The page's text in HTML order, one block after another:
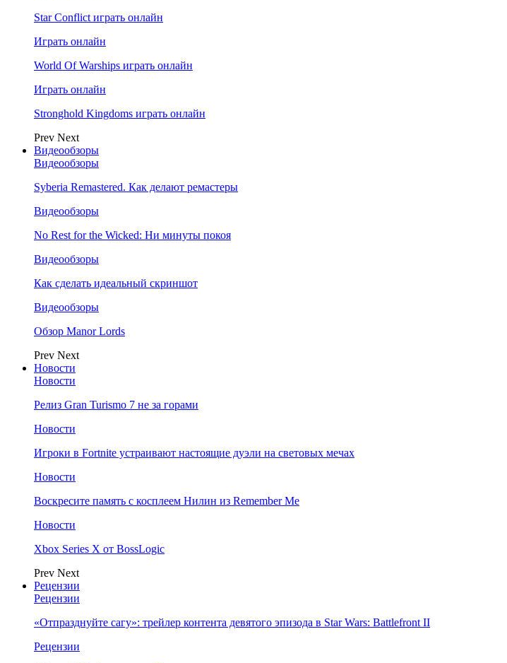
Star Conflict играть онлайн
Играть онлайн
World Of Warships играть онлайн
Играть онлайн
Stronghold Kingdoms играть онлайн
Prev Next
Видеообзоры
Видеообзоры
Syberia Remastered. Как делают ремастеры
Видеообзоры
No Rest for the Wicked: Ни минуты покоя
Видеообзоры
Как сделать идеальный скриншот
Видеообзоры
Обзор Manor Lords
Prev Next
Новости
Новости
Релиз Gran Turismo 7 не за горами
Новости
Игроки в Fortnite устраивают настоящие дуэли на световых мечах
Новости
Воскресите память с косплеем Нилин из Remember Me
Новости
Xbox Series X от BossLogic
Prev Next
Рецензии
Рецензии
«Отпразднуйте сагу»: трейлер контента девятого эпизода в Star Wars: Battlefront II
Рецензии